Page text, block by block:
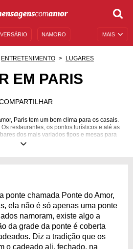
MAIS
NAMORO
ENTRETENIMENTO LUGARES
EM PARIS
Paris tem um bom clima para os casais.
restaurantes, os pontos turísticos e até as
dos mais variados tipos e mesas para
um bom vinho e brindar ao amor.
ponte chamada Ponte do Amor,
ela não é só apenas uma ponte
namoram, existe algo a
da grade da ponte é coberta
Diz a tradição que os
o cadeado ali, fechado, na